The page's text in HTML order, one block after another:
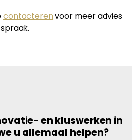
contacteren voor meer advies
en kluswerken in
u allemaal helpen?